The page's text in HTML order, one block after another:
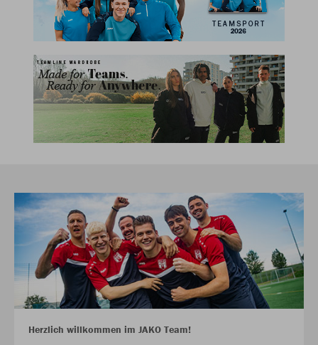
Herzlich willkommen im JAKO Team!